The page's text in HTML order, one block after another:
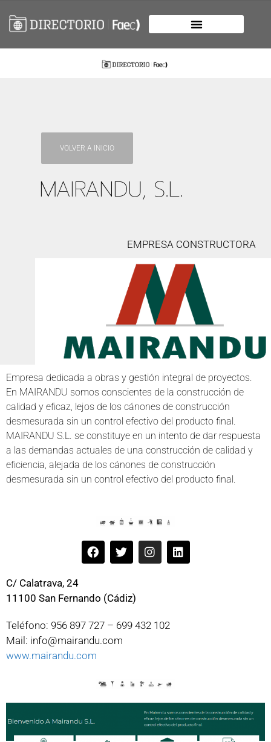
VOLVER A INICIO
MAIRANDU, S.L.
EMPRESA CONSTRUCTORA
Empresa dedicada a obras y gestión integral de proyectos.
En MAIRANDU somos conscientes de la construcción de
calidad y eficaz, lejos de los cánones de construcción
desmesurada sin un control efectivo del producto final.
MAIRANDU S.L. se constituye en un intento de dar respuesta
a las demandas actuales de una construcción de calidad y
eficiencia, alejada de los cánones de construcción
desmesurada sin un control efectivo del producto final.
C/ Calatrava, 24
11100 San Fernando (Cádiz)
Teléfono: 956 897 727 – 699 432 102
Mail: info@mairandu.com
www.mairandu.com